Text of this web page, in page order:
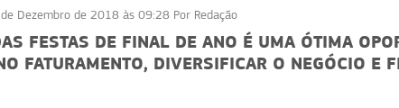
Dezembro de 2018 às 09:28 Por Redação
FESTAS DE FINAL DE ANO É UMA ÓTIMA
FATURAMENTO, DIVERSIFICAR O NEGÓCIO E
Imposto de Renda 2026:
Compras